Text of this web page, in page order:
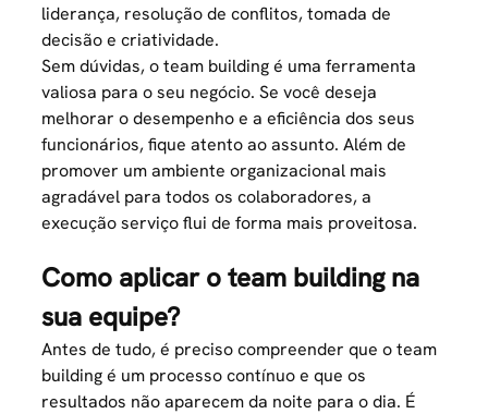
liderança, resolução de conflitos, tomada de
decisão e criatividade.
Sem dúvidas, o team building é uma ferramenta
valiosa para o seu negócio. Se você deseja
melhorar o desempenho e a eficiência dos seus
funcionários, fique atento ao assunto. Além de
promover umambiente organizacional mais
agradável para todos os colaboradores, a
execução serviço flui de forma mais proveitosa.
Como aplicar o team building na
sua equipe?
Antes de tudo, é preciso compreender que o team
building é um processo contínuo e que os
resultados não aparecem da noite para o dia. É